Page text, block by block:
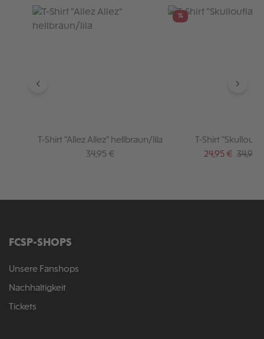
Produktgalerie überspringen
T-Shirt "Allez Allez" hellbraun/lila
Regulärer Preis:
34,95 €
%
T-Shirt
Verkaufspreis:
24,95 € 34,95
FCSP-SHOPS
Unsere Fanshops
Nachhaltigkeit
Tickets